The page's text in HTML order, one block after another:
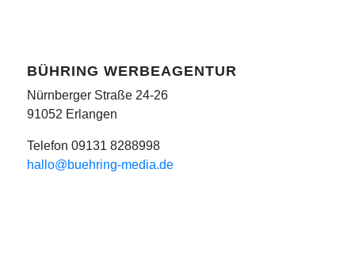
BÜHRING WERBEAGENTUR
Nürnberger Straße 24-26
91052 Erlangen
Telefon 09131 8288998
hallo@buehring-media.de